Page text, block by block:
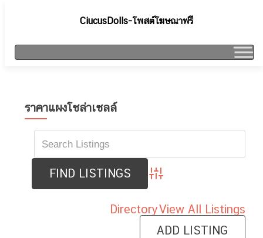
CiucusDolls-โพสต์โฆษณาฟรี
ราคาแผงโซล่าเซลล์
Advanced Search
DirectoryView All Listings
ADD LISTING